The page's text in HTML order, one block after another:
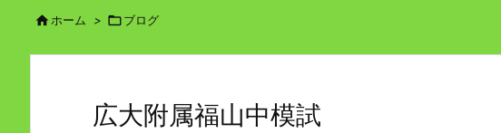
 ホーム > ブログ
広大附属福山中模試